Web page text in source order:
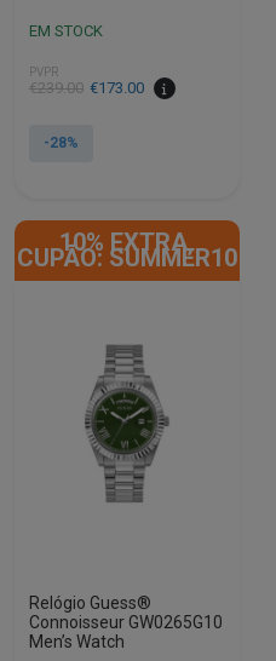
EM STOCK
PVPR
€239.00
O
original
€173.00
O
atual
-28%
10% EXTRA,
CUPÃO: SUMMER10
Relógio Guess®
Connoisseur GW0265G10
Men’s Watch